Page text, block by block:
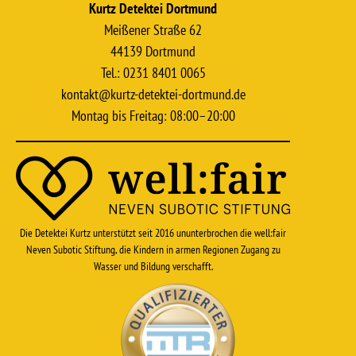
Kurtz Detektei Dortmund
Meißener Straße 62
44139 Dortmund
Tel.: 0231 8401 0065
kontakt@kurtz-detektei-dortmund.de
Montag bis Freitag: 08:00–20:00
Die Detektei Kurtz unterstützt seit 2016 ununterbrochen die well:fair
Neven Subotic Stiftung, die Kindern in armen Regionen Zugang zu
Wasser und Bildung verschafft.